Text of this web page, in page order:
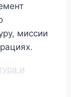
миссии
и